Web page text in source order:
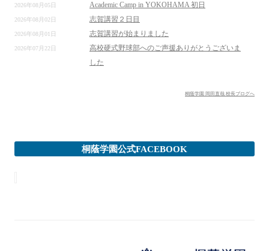
2026年08月05日 Academic Camp in YOKOHAMA 初日
2026年08月02日 志賀講習２日目
2026年08月01日 志賀講習が始まりました
2026年07月22日
高校硬式野球部へのご声援ありがとうございま
した
桐蔭学園 岡田直哉 校長ブログへ
桐蔭学園公式FACEBOOK